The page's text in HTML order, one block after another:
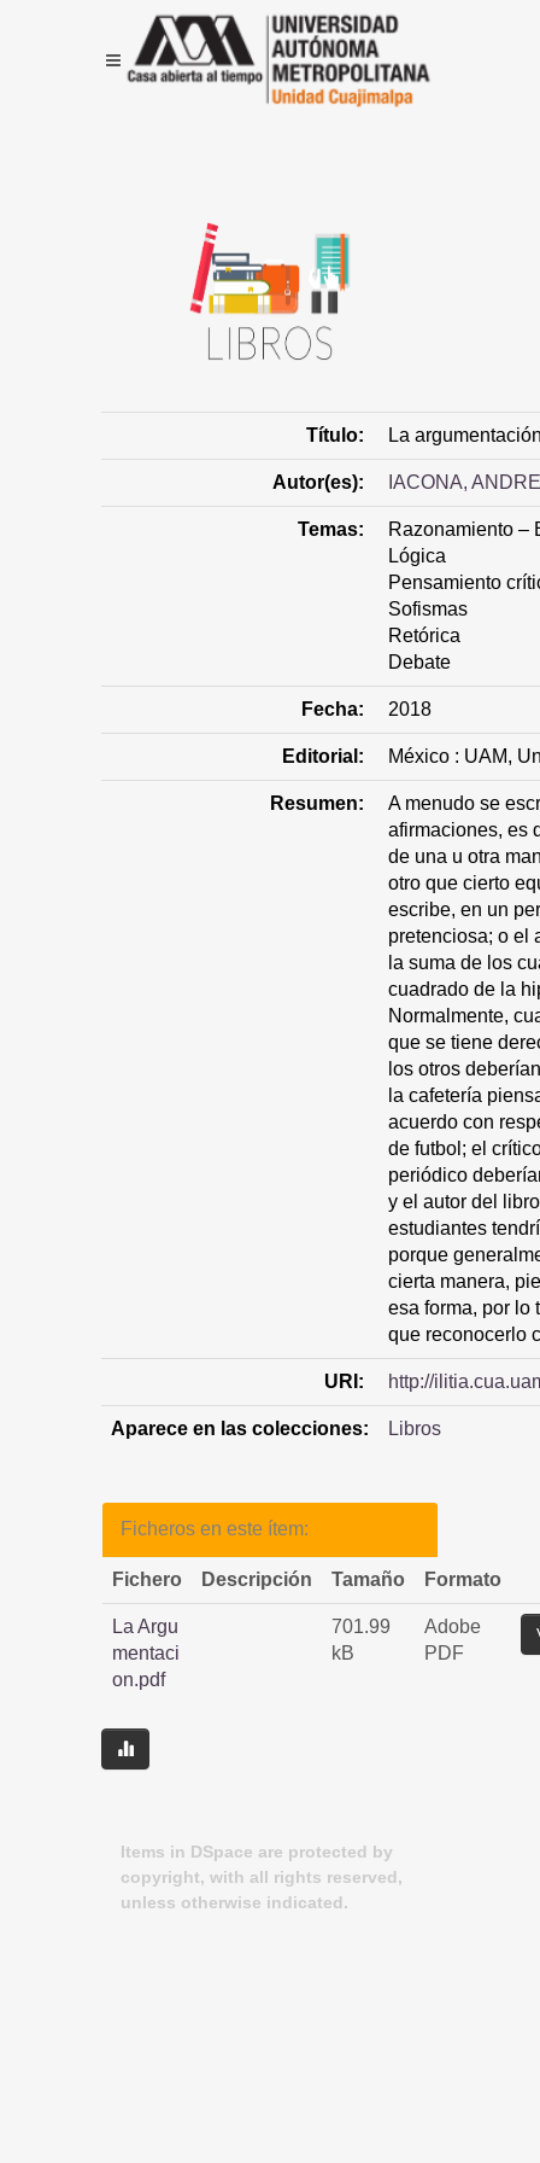
Título: La
Autor(es): IACONA,
Temas:
Razonamiento –
Lógica
Pensamiento
Sofismas
Retórica
Debate
Fecha: 2018
Editorial: México : UAM,
Resumen:
A menudo se
afirmaciones, es
de una u otra
otro que cierto
escribe, en un
pretenciosa; o el
la suma de los
cuadrado de la
Normalmente,
que se tiene
los otros
la cafetería
acuerdo con
de futbol; el
periódico
y el autor del
estudiantes
porque
cierta manera,
esa forma, por lo
que reconocerlo
URI: http://
Aparece en las colecciones: Libros
Ficheros en este ítem:
Fichero Descripción Tamaño Formato
La Argu
mentaci
on.pdf
701.99
kB
Adobe
PDF
Items in DSpace are protected by
copyright, with all rights reserved,
unless otherwise indicated.